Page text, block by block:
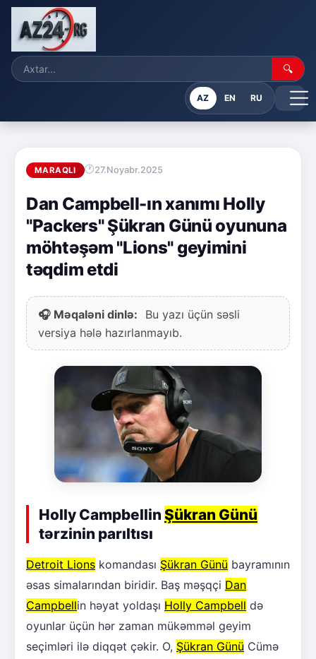
🔍
AZ EN RU
MARAQLI 27.Noyabr.2025
Dan Campbell-ın xanımı Holly
"Packers" Şükran Günü oyununa
möhtəşəm "Lions" geyimini
təqdim etdi
🎧 Məqaləni dinlə:
Bu yazı üçün səsli
versiya hələ hazırlanmayıb.
Holly Campbellin Şükran Günü
tərzinin parıltısı
Detroit Lions komandası Şükran Günü bayramının
əsas simalarından biridir. Baş məşqçi Dan
Campbellin həyat yoldaşı Holly Campbell də
oyunlar üçün hər zaman mükəmməl geyim
seçimləri ilə diqqət çəkir. O, Şükran Günü Cümə